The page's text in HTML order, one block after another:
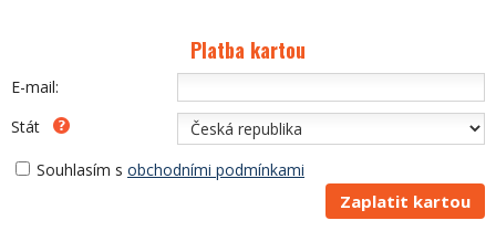
Platba kartou
E-mail:
Stát
Souhlasím s obchodními podmínkami